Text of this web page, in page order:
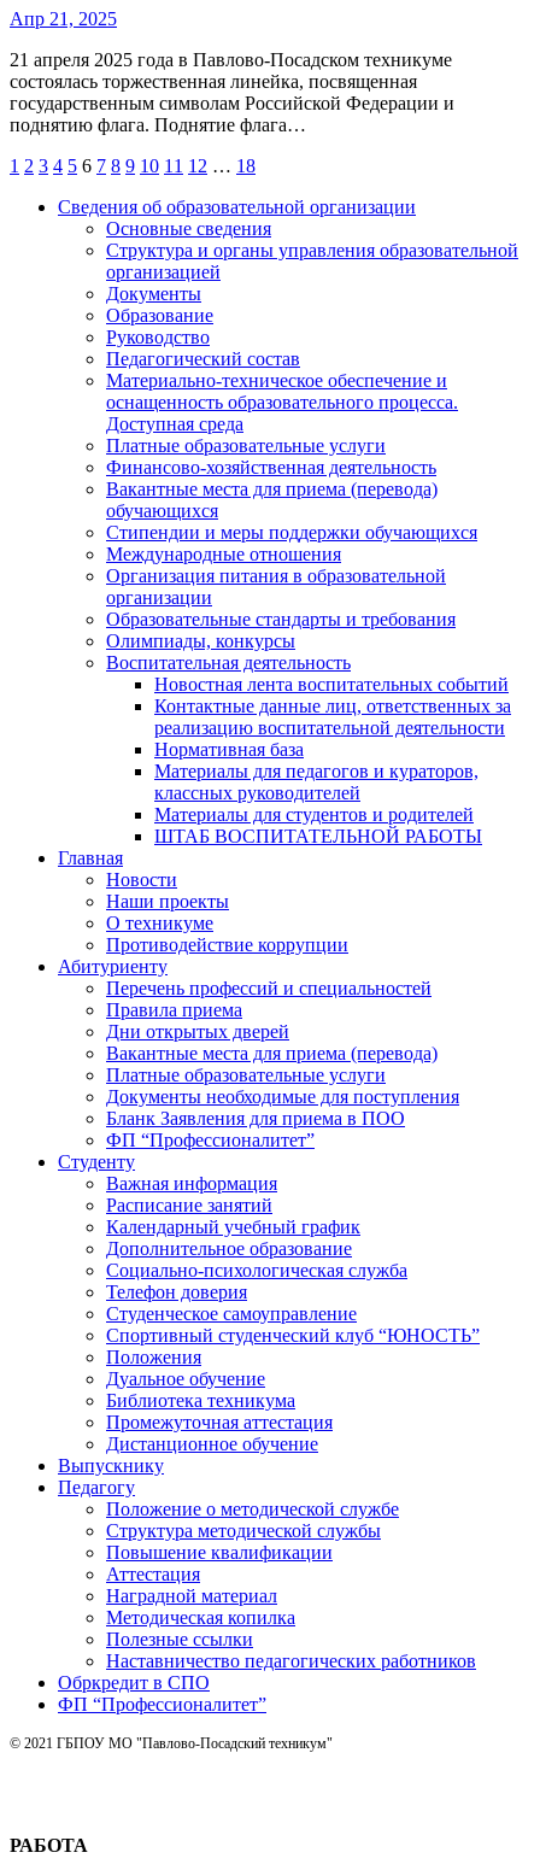
Апр 21, 2025
21 апреля 2025 года в Павлово-Посадском техникуме
состоялась торжественная линейка, посвященная
государственным символам Российской Федерации и
поднятию флага. Поднятие флага…
Пагинация
записей
1 2 3 4 5 6 7 8 9 10 11 12 … 18
Сведения об образовательной организации
Основные сведения
Структура и органы управления образовательной
организацией
Документы
Образование
Руководство
Педагогический состав
Материально-техническое обеспечение и
оснащенность образовательного процесса.
Доступная среда
Платные образовательные услуги
Финансово-хозяйственная деятельность
Вакантные места для приема (перевода)
обучающихся
Стипендии и меры поддержки обучающихся
Международные отношения
Организация питания в образовательной
организации
Образовательные стандарты и требования
Олимпиады, конкурсы
Воспитательная деятельность
Новостная лента воспитательных событий
Контактные данные лиц, ответственных за
реализацию воспитательной деятельности
Нормативная база
Материалы для педагогов и кураторов,
классных руководителей
Материалы для студентов и родителей
ШТАБ ВОСПИТАТЕЛЬНОЙ РАБОТЫ
Главная
Новости
Наши проекты
О техникуме
Противодействие коррупции
Абитуриенту
Перечень профессий и специальностей
Правила приема
Дни открытых дверей
Вакантные места для приема (перевода)
Платные образовательные услуги
Документы необходимые для поступления
Бланк Заявления для приема в ПОО
ФП “Профессионалитет”
Студенту
Важная информация
Расписание занятий
Календарный учебный график
Дополнительное образование
Социально-психологическая служба
Телефон доверия
Студенческое самоуправление
Спортивный студенческий клуб “ЮНОСТЬ”
Положения
Дуальное обучение
Библиотека техникума
Промежуточная аттестация
Дистанционное обучение
Выпускнику
Педагогу
Положение о методической службе
Структура методической службы
Повышение квалификации
Аттестация
Наградной материал
Методическая копилка
Полезные ссылки
Наставничество педагогических работников
Обркредит в СПО
ФП “Профессионалитет”
© 2021 ГБПОУ МО "Павлово-Посадский техникум"
РАБОТА